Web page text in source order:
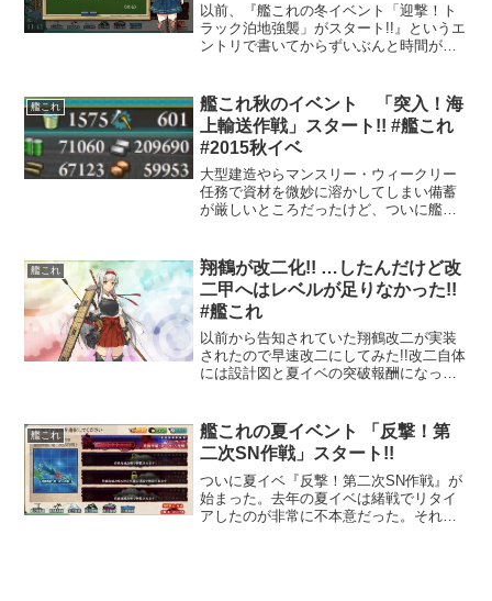
以前、『艦これの冬イベント「迎撃！ト
ラック泊地強襲」がスタート!!』というエ
ントリで書いてからずいぶんと時間が経
「迎撃！トラック泊地強襲」がスタート!!
| ろっぱ屋B...
艦これ
艦これ秋のイベント 「突入！海
上輸送作戦」スタート!! #艦これ
#2015秋イベ
大型建造やらマンスリー・ウィークリー
任務で資材を微妙に溶かしてしまい備蓄
が厳しいところだったけど、ついに艦こ
ど資材に余裕は無いけど、何とかいける
かなーと言うところま...
艦これ
翔鶴が改二化!! …したんだけど改
二甲へはレベルが足りなかった!!
#艦これ
以前から告知されていた翔鶴改二が実装
されたので早速改二にしてみた!!改二自体
には設計図と夏イベの突破報酬になって
していた翔鶴は現時点でレベル85。改二
化については問題なか...
艦これ
艦これの夏イベント 「反撃！第
二次SN作戦」スタート!!
ついに夏イベ『反撃！第二次SN作戦』が
始まった。去年の夏イベは緒戦でリタイ
アしたのが非常に不本意だった。それも